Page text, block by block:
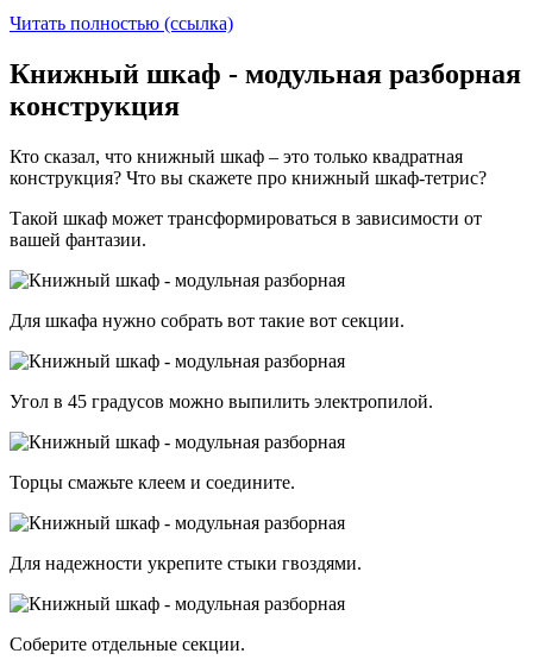
Читать полностью (ссылка)
Книжный шкаф - модульная разборная
конструкция
Кто сказал, что книжный шкаф – это только квадратная
конструкция? Что вы скажете про книжный шкаф-тетрис?
Такой шкаф может трансформироваться в зависимости от
вашей фантазии.
Для шкафа нужно собрать вот такие вот секции.
Угол в 45 градусов можно выпилить электропилой.
Торцы смажьте клеем и соедините.
Для надежности укрепите стыки гвоздями.
Соберите отдельные секции.